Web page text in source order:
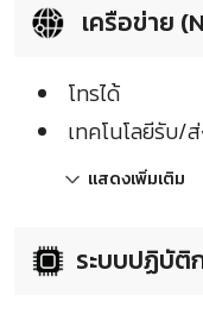
เครือข่าย
โทรได้
เทคโนโลยีรับ/
แสดงเพิ่มเติม
ระบบปฏิบัติ